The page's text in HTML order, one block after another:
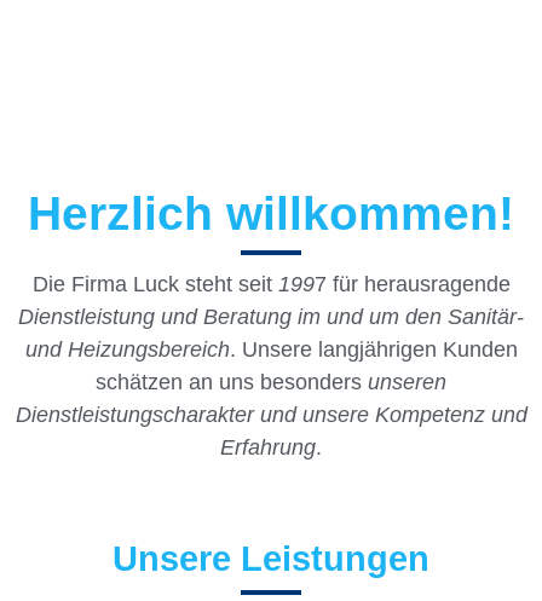
Herzlich willkommen!
Die Firma Luck steht seit 1997 für herausragende
Dienstleistung und Beratung im und um den Sanitär-
und Heizungsbereich. Unsere langjährigen Kunden
schätzen an uns besonders unseren
Dienstleistungscharakter und unsere Kompetenz und
Erfahrung.
Unsere Leistungen